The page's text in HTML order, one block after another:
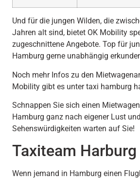
Und für die jungen Wilden, die
Jahren alt sind, bietet OK Mobility
zugeschnittene Angebote. Top für
Hamburg gerne unabhängig
Noch mehr Infos zu den
Mobility gibt es unter taxi hamburg
Schnappen Sie sich einen
Hamburg ganz nach eigener Lust
Sehenswürdigkeiten warten auf Sie!
Taxiteam
Wenn jemand in Hamburg einen